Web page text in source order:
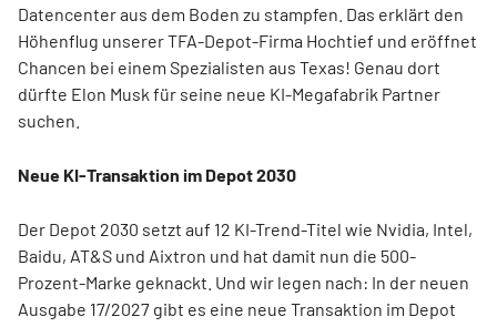
Datencenter aus dem Boden zu stampfen. Das erklärt den
Höhenflug unserer TFA-Depot-Firma Hochtief und eröffnet
Chancen bei einem Spezialisten aus Texas! Genau dort
dürfte Elon Musk für seine neue KI-Megafabrik Partner
suchen.
Neue KI-Transaktion im Depot 2030
Der Depot 2030 setzt auf 12 KI-Trend-Titel wie Nvidia, Intel,
Baidu, AT&S und Aixtron und hat damit nun die 500-
Prozent-Marke geknackt. Und wir legen nach: In der neuen
Ausgabe 17/2027 gibt es eine neue Transaktion im Depot